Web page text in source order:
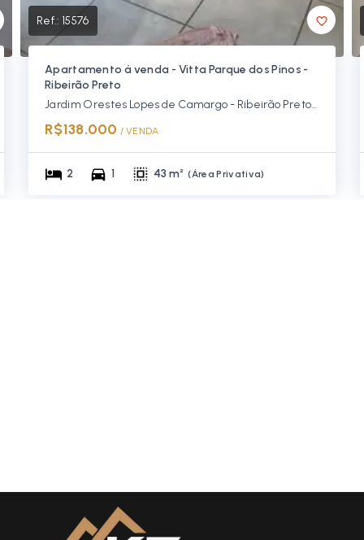
Ref.: 15576
Apartamento á venda - Vitta Parque dos Pinos -
Ribeirão Preto
Jardim Orestes Lopes de Camargo - Ribeirão Preto/SP
R$138.000 / VENDA
2 1 43 m² (Área Privativa)